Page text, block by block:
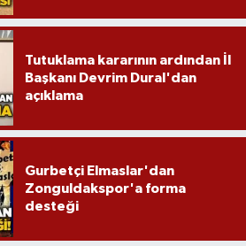
Tutuklama kararının ardından İl
Başkanı Devrim Dural'dan
açıklama
Gurbetçi Elmaslar'dan
Zonguldakspor'a forma
desteği